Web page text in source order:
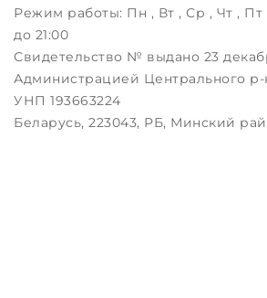
Режим работы: Пн , Вт , Ср , Чт , Пт
до 21:00
Свидетельство № выдано 23
Администрацией Центрального р-
УНП 193663224
Беларусь, 223043, РБ, Минский